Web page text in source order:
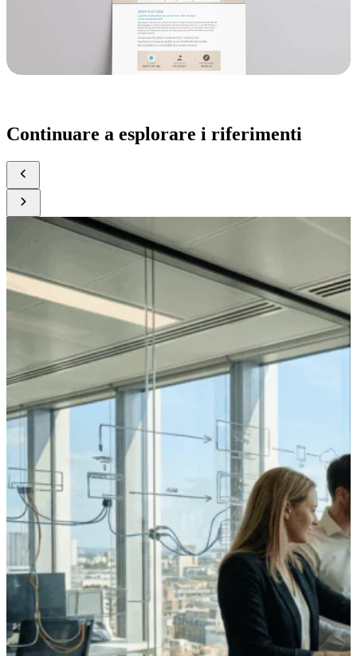
Continuare a esplorare i riferimenti